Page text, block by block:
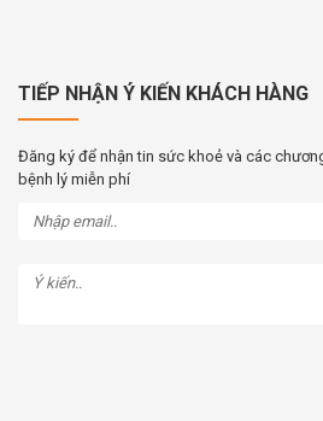
TIẾP NHẬN Ý KIẾN KHÁCH HÀNG
Đăng ký để nhận tin sức khoẻ và các
bệnh lý miễn phí